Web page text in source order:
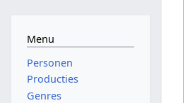
Menu
Personen
Producties
Genres